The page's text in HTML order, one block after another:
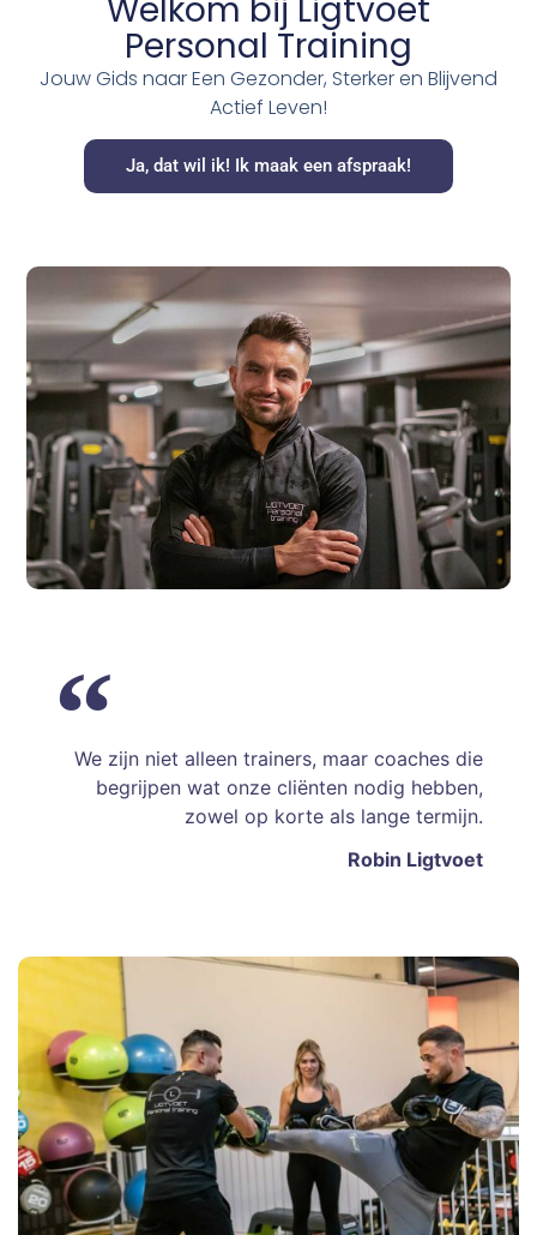
Welkom bij Ligtvoet
Personal Training
Jouw Gids naar Een Gezonder, Sterker en Blijvend
Actief Leven!
Ja, dat wil ik! Ik maak een afspraak!
We zijn niet alleen trainers, maar coaches die
begrijpen wat onze cliënten nodig hebben,
zowel op korte als lange termijn.
Robin Ligtvoet